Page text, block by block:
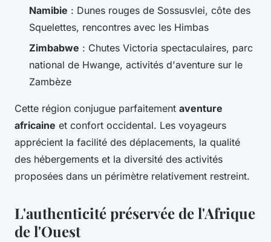
Namibie : Dunes rouges de Sossusvlei, côte des
Squelettes, rencontres avec les Himbas
Zimbabwe : Chutes Victoria spectaculaires, parc
national de Hwange, activités d'aventure sur le
Zambèze
Cette région conjugue parfaitement aventure
africaine et confort occidental. Les voyageurs
apprécient la facilité des déplacements, la qualité
des hébergements et la diversité des activités
proposées dans un périmètre relativement restreint.
L'authenticité préservée de l'Afrique
de l'Ouest